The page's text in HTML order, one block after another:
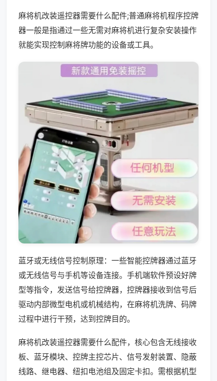
麻将机改装遥控器需要什么配件;普通麻将机程序控牌
器一般是指通过一些无需对麻将机进行复杂安装操作
就能实现控制麻将牌功能的设备或工具。
蓝牙或无线信号控制原理：一些智能控牌器通过蓝牙
或无线信号与手机等设备连接。手机端软件预设好牌
型等指令，发送信号给控牌器，控牌器接收到信号后
驱动内部微型电机或机械结构，在麻将机洗牌、码牌
过程中进行干预，达到控牌目的。
麻将机改装遥控器需要什么配件，核心包含无线接收
板、蓝牙模块、控牌主控芯片、信号发射装置、隐蔽
线路、继电器、纽扣电池组及固定卡扣。需根据机型